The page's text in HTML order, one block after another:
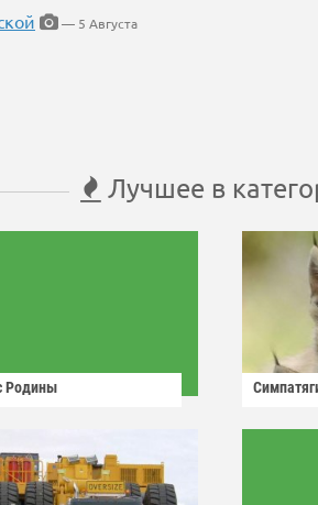
— 5 Августа
Лучшее в
Родины